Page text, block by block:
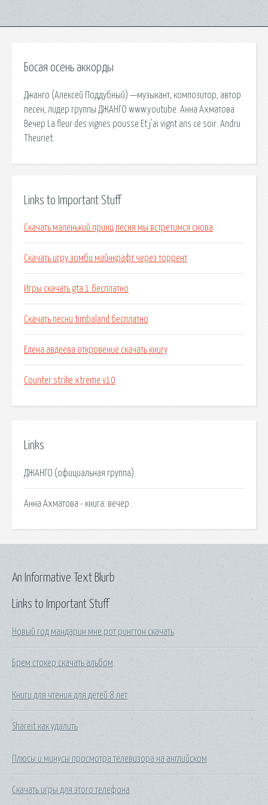
Босая осень аккорды
Джанго (Алексей Поддубный) —музыкант, композитор, автор
песен, лидер группы ДЖАНГО www.youtube. Анна Ахматова
Вечер La fleur des vignes pousse Et j'аi vignt ans ce soir. Andru
Theuriet.
Links to Important Stuff
Скачать маленький принц песня мы встретимся снова
Скачать игру зомби майнкрафт через торрент
Игры скачать gta 1 бесплатно
Скачать песни timbaland бесплатно
Елена авдеева откровение скачать книгу
Counter strike xtreme v10
Links
ДЖАНГО (официальная группа).
Анна Ахматова - книга: вечер.
Links to Important Stuff
Новый год мандарин мне рот рингтон скачать
Брем стокер скачать альбом
Книги для чтения для детей 8 лет
Shareit как удалить
Плюсы и минусы просмотра телевизора на английском
Скачать игры для этого телефона
An Informative Text Blurb